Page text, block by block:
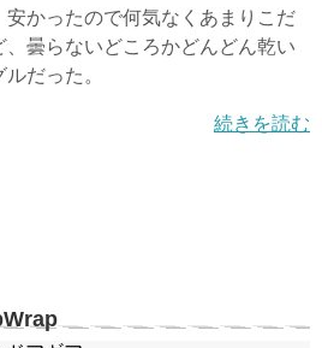
かったので何気なくあまりこだ
曇らないどころかどんどん乾い
だった。
続きを読む